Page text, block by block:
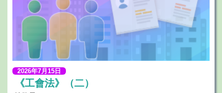
2026年7月15日
《工會法》（二）